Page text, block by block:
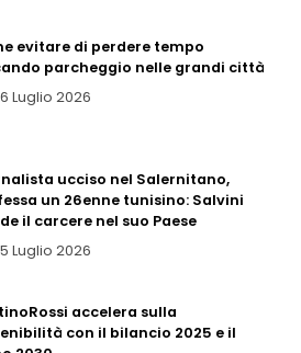
evitare di perdere tempo
parcheggio nelle grandi città
Luglio 2026
ucciso nel Salernitano,
un 26enne tunisino: Salvini
il carcere nel suo Paese
Luglio 2026
accelera sulla
con il bilancio 2025 e il